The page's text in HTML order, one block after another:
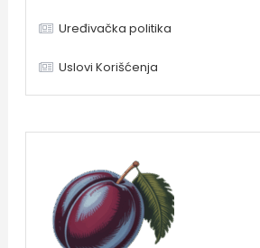
Uređivačka politika
Uslovi Korišćenja